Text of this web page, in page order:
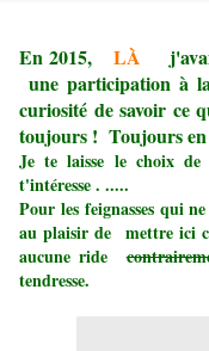
En 2015,LÀ
une participation à
curiosité de savoir ce
toujours ! Toujours en
Je te laisse le choix de
t'intéresse . .....
Pour les feignasses qui
au plaisir de mettre ici
aucune ride
tendresse.